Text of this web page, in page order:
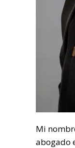
Mi
abogado